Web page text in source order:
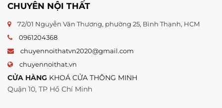
CHUYÊN NỘI THẤT
72/01 Nguyễn Văn Thương, phường 25, Bình Thạnh, HCM
0961204368
chuyennoithatvn2020@gmail.com
chuyennoithat.vn
CỬA HÀNG KHOÁ CỬA THÔNG MINH
Quận 10, TP Hồ Chí Minh